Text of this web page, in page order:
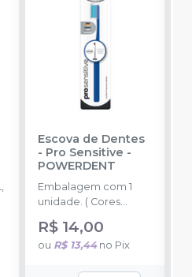
Escova de Dentes
- Pro Sensitive -
POWERDENT
Embalagem com 1
unidade. ( Cores
R$ 14,00
ou R$ 13,44no Pix